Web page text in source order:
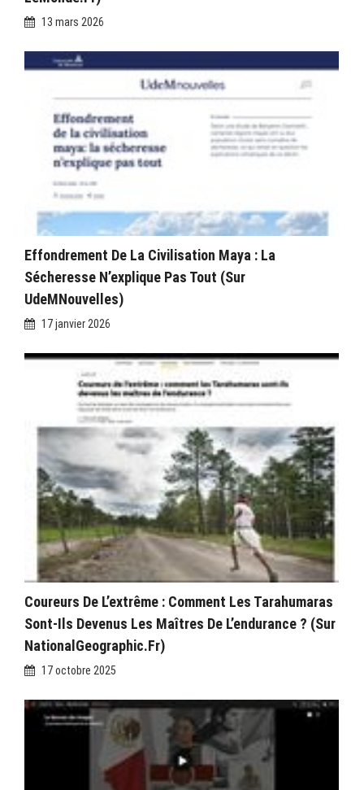
13 mars 2026
Effondrement De La Civilisation Maya : La
Sécheresse N’explique Pas Tout (sur
UdeMNouvelles)
17 janvier 2026
Coureurs De L’extrême : Comment Les Tarahumaras
Sont-Ils Devenus Les Maîtres De L’endurance ? (sur
NationalGeographic.fr)
17 octobre 2025